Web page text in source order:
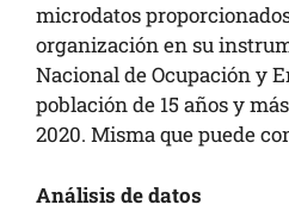
microdatos
organización en su
Nacional de Ocupación y
población de 15 años y
2020. Misma que puede
Análisis de datos